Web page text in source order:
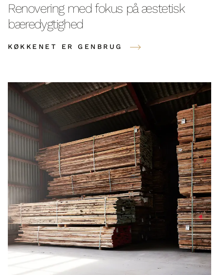
Renovering med fokus på æstetisk
bæredygtighed
KØKKENET ER GENBRUG